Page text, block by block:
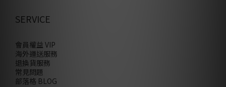
SERVICE
會員權益 VIP
海外運送服務
退換貨服務
常見問題
部落格 BLOG